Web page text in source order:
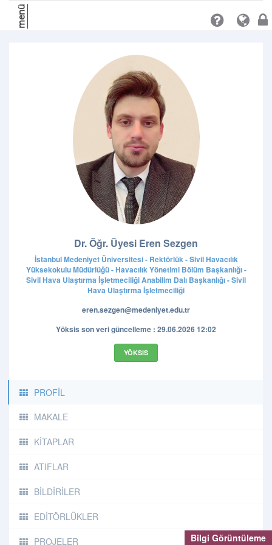
Bilgi Görüntüleme
menü
Dr. Öğr. Üyesi Eren Sezgen
İstanbul Medeniyet Üniversitesi - Rektörlük - Sivil Havacılık
Yüksekokulu Müdürlüğü - Havacılık Yönetimi Bölüm Başkanlığı -
Sivil Hava Ulaştırma İşletmeciliği Anabilim Dalı Başkanlığı - Sivil
Hava Ulaştırma İşletmeciliği
eren.sezgen@medeniyet.edu.tr
Yöksis son veri güncelleme : 29.06.2026 12:02
YÖKSIS
PROFİL
MAKALE
KİTAPLAR
ATIFLAR
BİLDİRİLER
EDİTÖRLÜKLER
PROJELER